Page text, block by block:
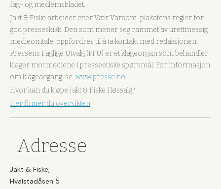
fag- og medlemsbladet.
Jakt & Fiske arbeider etter Vær Varsom-plakatens regler for
god presseskikk. Den som mener seg rammet av urettmessig
medieomtale, oppfordres til å ta kontakt med redaksjonen.
Pressens Faglige Utvalg (PFU) er et klageorgan som behandler
klager mot mediene i presseetiske spørsmål. For informasjon
om klageadgang, se: www.presse.no
Hvor kan du kjøpe Jakt & Fiske i løssalg?
Her finner du oversikten
Adresse
Jakt & Fiske,
Hvalstadåsen 5